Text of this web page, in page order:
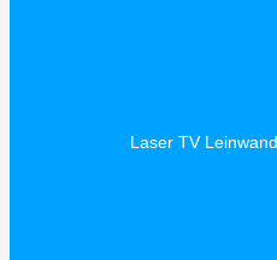
Laser TV Leinwand